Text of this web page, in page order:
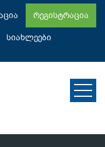
რეგისტრაცია
სიახლეები